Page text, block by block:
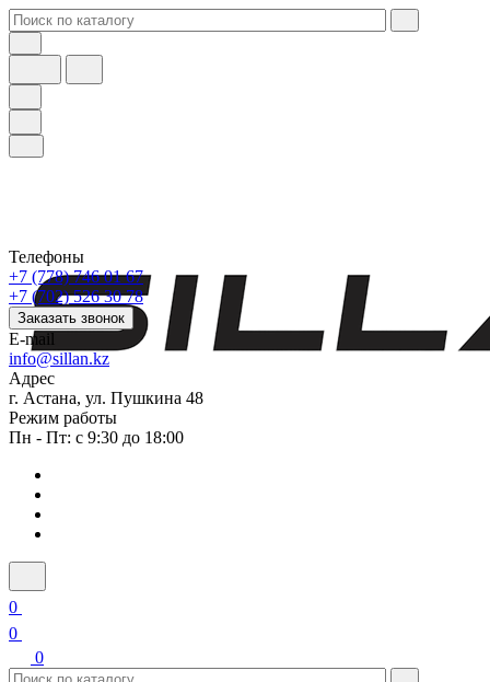
Телефоны
+7 (778) 746 01 67
+7 (702) 526 30 78
Заказать звонок
E-mail
info@sillan.kz
Адрес
г. Астана, ул. Пушкина 48
Режим работы
Пн - Пт: с 9:30 до 18:00
0
0
0